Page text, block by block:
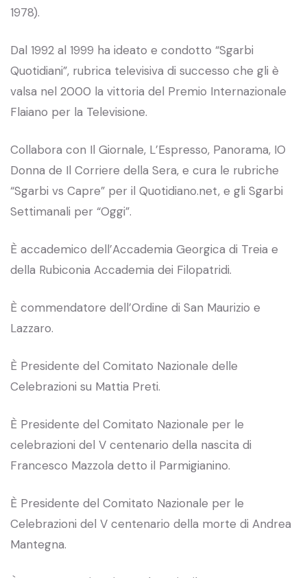
1978).
Dal 1992 al 1999 ha ideato e condotto “Sgarbi
Quotidiani”, rubrica televisiva di successo che gli è
valsa nel 2000 la vittoria del Premio Internazionale
Flaiano per la Televisione.
Collabora con Il Giornale, L’Espresso, Panorama, IO
Donna de Il Corriere della Sera, e cura le rubriche
“Sgarbi vs Capre” per il Quotidiano.net, e gli Sgarbi
Settimanali per “Oggi”.
È accademico dell’Accademia Georgica di Treia e
della Rubiconia Accademia dei Filopatridi.
È commendatore dell’Ordine di San Maurizio e
Lazzaro.
È Presidente del Comitato Nazionale delle
Celebrazioni su Mattia Preti.
È Presidente del Comitato Nazionale per le
celebrazioni del V centenario della nascita di
Francesco Mazzola detto il Parmigianino.
È Presidente del Comitato Nazionale per le
Celebrazioni del V centenario della morte di Andrea
Mantegna.